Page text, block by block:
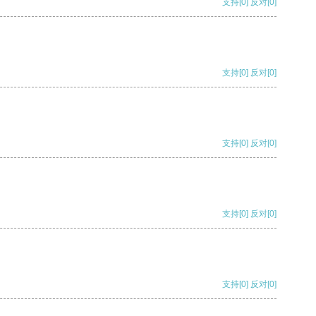
支持 [0] 反对 [0]
支持[0] 反对[0]
支持[0] 反对[0]
支持[0] 反对[0]
支持[0] 反对[0]